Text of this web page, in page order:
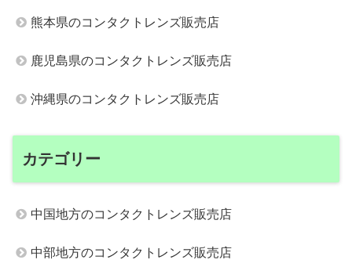
熊本県のコンタクトレンズ販売店
鹿児島県のコンタクトレンズ販売店
沖縄県のコンタクトレンズ販売店
カテゴリー
中国地方のコンタクトレンズ販売店
中部地方のコンタクトレンズ販売店